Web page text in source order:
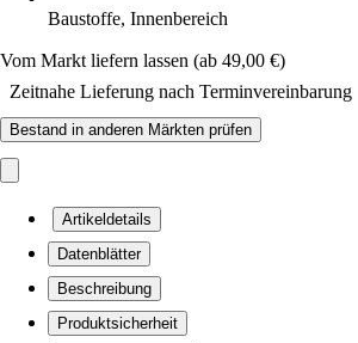
Baustoffe, Innenbereich
Vom Markt liefern lassen (ab 49,00 €)
Zeitnahe Lieferung nach Terminvereinbarung
Bestand in anderen Märkten prüfen
Artikeldetails
Datenblätter
Beschreibung
Produktsicherheit